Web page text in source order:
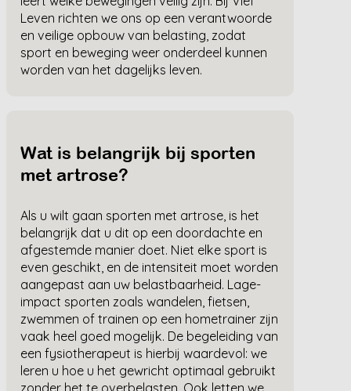
Leven richten we ons op een verantwoorde
en veilige opbouw van belasting, zodat
sport en beweging weer onderdeel kunnen
worden van het dagelijks leven.
Wat is belangrijk bij sporten
met artrose?
Als u wilt gaan sporten met artrose, is het
belangrijk dat u dit op een doordachte en
afgestemde manier doet. Niet elke sport is
even geschikt, en de intensiteit moet worden
aangepast aan uw belastbaarheid. Lage-
impact sporten zoals wandelen, fietsen,
zwemmen of trainen op een hometrainer zijn
vaak heel goed mogelijk. De begeleiding van
een fysiotherapeut is hierbij waardevol: we
leren u hoe u het gewricht optimaal gebruikt
zonder het te overbelasten. Ook letten we